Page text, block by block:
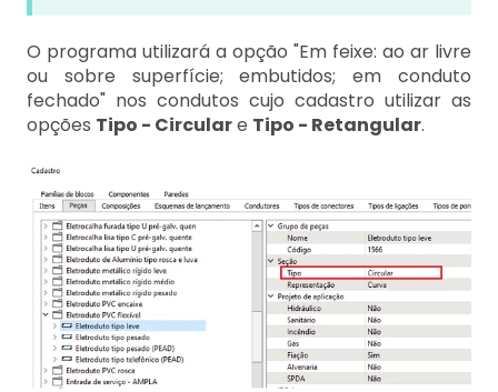
O programa utilizará a opção "Em feixe: ao ar livre
ou sobre superfície; embutidos; em conduto
fechado" nos condutos cujo cadastro utilizar as
opções Tipo - Circulare Tipo - Retangular.